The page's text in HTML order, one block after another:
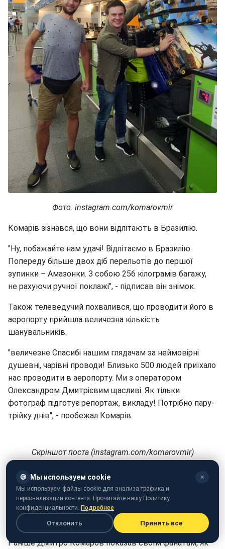
Фото: instagram.com/komarovmir
Комарів зізнався, що вони відлітають в Бразилію.
"Ну, побажайте нам удачі! Відлітаємо в Бразилію.
Попереду більше двох діб перельотів до першої
зупинки – Амазонки. З собою 256 кілограмів багажу,
не рахуючи ручної поклажі", - підписав він знімок.
Також телеведучий похвалився, що проводити його в
аеропорту прийшла величезна кількість
шанувальників.
"величезне Спасибі нашим глядачам за неймовірні
душевні, чарівні проводи! Близько 500 людей приїхало
нас проводити в аеропорту. Ми з оператором
Олександром Дмитрієвим щасливі. Як тільки
фотограф підготує репортаж, викладу! Потрібно пару-
трійку днів", - пообежал Комарів.
Скріншот поста (instagram.com/komarovmir)
Користувачі соцмережі побажали Дмитру удачі в
подорожі.
Скріншот комментарів (instagram.com/komarovmir)
Раніше Дмитро Комаров показав своїм фанатам, як
🍪 Мы используем cookie ✕
Мы используем файлы cookie для анализа трафика и
персонализации контента. Прочитайте нашу Политику
конфиденциальности. Подробнее
Отклонить Принять все